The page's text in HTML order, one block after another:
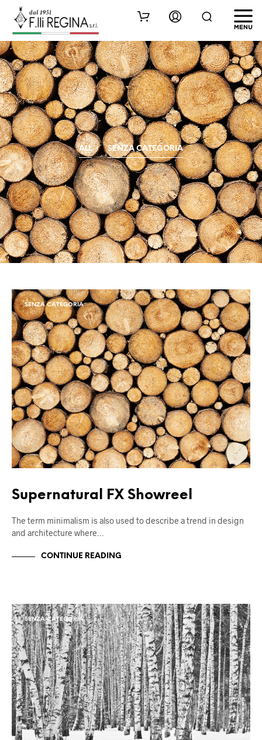
ALL SENZA CATEGORIA
SENZA CATEGORIA
Supernatural FX Showreel
The term minimalism is also used to describe a trend in design
and architecture where…
CONTINUE READING
SENZA CATEGORIA